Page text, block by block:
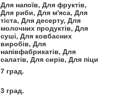
Для напоїв, Для фруктів,
Для риби, Для м'яса, Для
тіста, Для десерту, Для
молочних продуктів, Для
суші, Для ковбасних
виробів, Для
напівфабрикатів, Для
салатів, Для сирів, Для піци
7 град.
3 град.